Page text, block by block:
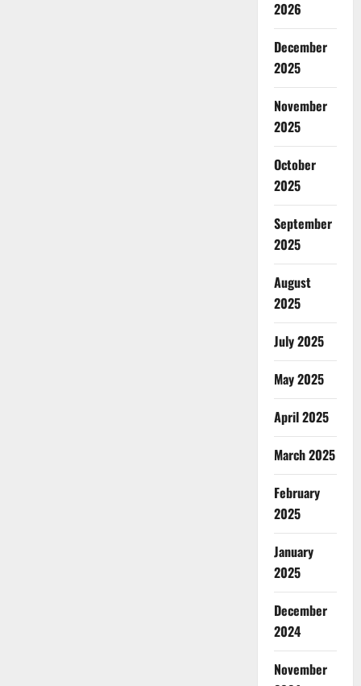
2026
December
2025
November
2025
October
2025
September
2025
August
2025
July 2025
May 2025
April 2025
March 2025
February
2025
January
2025
December
2024
November